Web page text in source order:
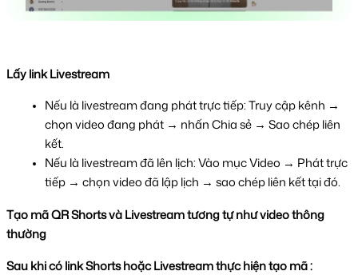
Lấy link Livestream
Nếu là livestream đang phát trực tiếp: Truy cập kênh →
chọn video đang phát → nhấn Chia sẻ → Sao chép liên
kết.
Nếu là livestream đã lên lịch: Vào mục Video → Phát trực
tiếp → chọn video đã lập lịch → sao chép liên kết tại đó.
Tạo mã QR Shorts và Livestream tương tự như video thông
thường
Sau khi có link Shorts hoặc Livestream thực hiện tạo mã :